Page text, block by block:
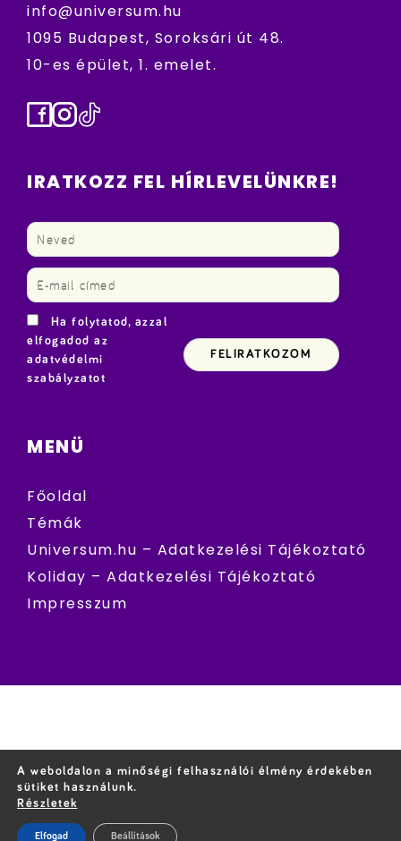
info@universum.hu
1095 Budapest, Soroksári út 48.
10-es épület, 1. emelet.
Facebook
Instagram
TikTok
IRATKOZZ FEL HÍRLEVELÜNKRE!
Ha folytatod, azzal
elfogadod az
adatvédelmi
szabályzatot
MENÜ
Főoldal
Témák
Universum.hu – Adatkezelési Tájékoztató
Koliday – Adatkezelési Tájékoztató
Impresszum
A weboldalon a minőségi felhasználói élmény érdekében
sütiket használunk.
Részletek
Elfogad Beállítások